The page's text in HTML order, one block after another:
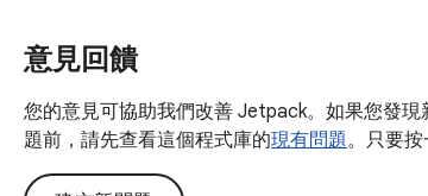
意見回饋
您的意見可協助我們改善 Jetpack。如果您發
題前，請先查看這個程式庫的現有問題。只要按